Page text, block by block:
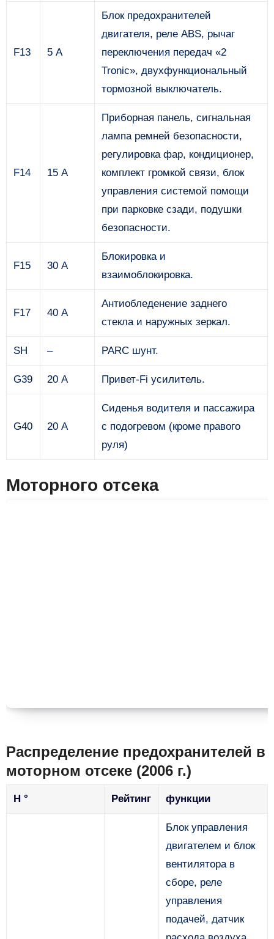
F13 5 А
Блок предохранителей
двигателя, реле ABS, рычаг
переключения передач «2
Tronic», двухфункциональный
тормозной выключатель.
F14 15 А
Приборная панель, сигнальная
лампа ремней безопасности,
регулировка фар, кондиционер,
комплект громкой связи, блок
управления системой помощи
при парковке сзади, подушки
безопасности.
F15 30 А
Блокировка и
взаимоблокировка.
F17 40 А
Антиобледенение заднего
стекла и наружных зеркал.
SH – PARC шунт.
G39 20 А Привет-Fi усилитель.
G40 20 А
Сиденья водителя и пассажира
с подогревом (кроме правого
руля)
Моторного отсека
Распределение предохранителей в
моторном отсеке (2006 г.)
Н ° Рейтинг функции
Блок управления
двигателем и блок
вентилятора в
сборе, реле
управления
подачей, датчик